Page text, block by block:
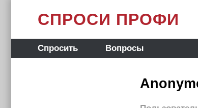
СПРОСИ ПРОФИ
Спросить Вопросы